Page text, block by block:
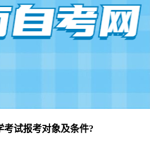
试报考对象及条件?